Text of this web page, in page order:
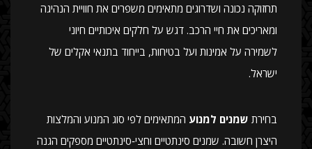
תחזוקה נכונה ושדרוגים מתאימים משפרים את חוויית הנהיגה
ומאריכים את חיי הרכב. דגש על חלקים איכותיים חיוני
לשמירה על אמינות ועל בטיחות, בייחוד בתנאי אקלים של
ישראל.
בחירת שמנים למנוע המתאימים לפי סוג המנוע והמלצות
היצרן חשובה. שמנים סינתטיים וחצי‑סינתטיים מספקים הגנה